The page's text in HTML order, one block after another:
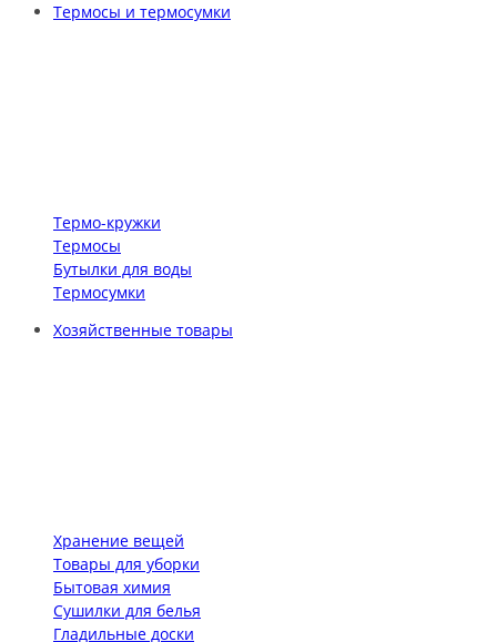
Термосы и термосумки
Термо-кружки
Термосы
Бутылки для воды
Термосумки
Хозяйственные товары
Хранение вещей
Товары для уборки
Бытовая химия
Сушилки для белья
Гладильные доски